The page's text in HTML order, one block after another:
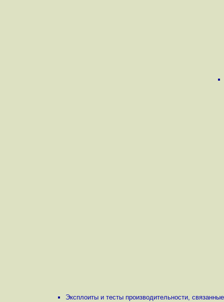
Эксплоиты и тесты производительности,